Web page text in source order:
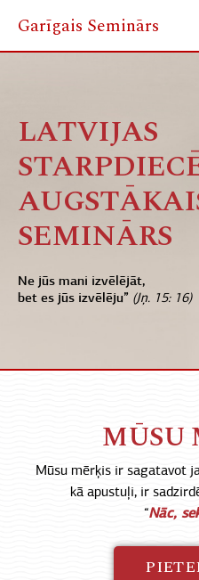
Skip
Garīgais Seminārs
LATVIJAS
SEMINĀRS
Ne jūs mani izvēlējāt,
bet es jūs izvēlēju” (Jņ. 15: 16)
MŪSU
Mūsu mērķis ir sagatavot
kā apustuļi, ir
“Nāc,